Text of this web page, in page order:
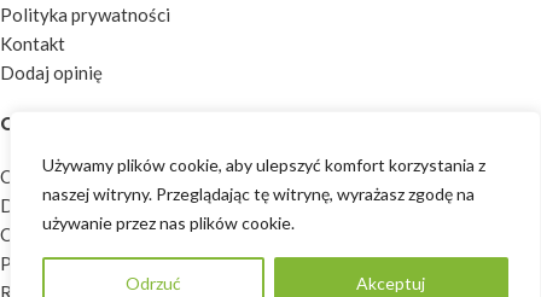
Używamy plików cookie, aby ulepszyć komfort korzystania z
naszej witryny. Przeglądając tę ​​witrynę, wyrażasz zgodę na
używanie przez nas plików cookie.
Odrzuć Akceptuj
POPROŚ O WYCENĘ
Polityka prywatności
Kontakt
Dodaj opinię
OFERTA
Okna
Drzwi
Okiennice
Parapety
Rolety